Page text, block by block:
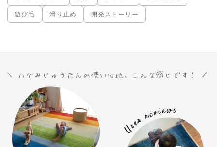
遊び毛 滑り止め 開発ストーリー